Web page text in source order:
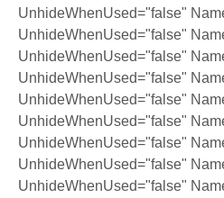
UnhideWhenUsed="false"
UnhideWhenUsed="false"
UnhideWhenUsed="false"
UnhideWhenUsed="false"
UnhideWhenUsed="false"
UnhideWhenUsed="false"
UnhideWhenUsed="false"
UnhideWhenUsed="false"
UnhideWhenUsed="false"